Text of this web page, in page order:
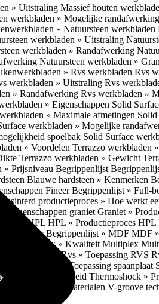
» Uitstraling Massief houten
werkbladen » Mogelijke randafwerking
» Natuursteen werkbladen
werkbladen » Uitstraling
werkbladen » Randafwerking
Natuursteen werkbladen »
» Rvs werkbladen Rvs
werkbladen » Uitstraling Rvs
» Randafwerking Rvs werkbladen »
» Eigenschappen Solid
» Maximale afmetingen
werkbladen » Mogelijke
spoelbak Solid Surface
» Voordelen Terrazzo werkbladen
Terrazzo werkbladen » Gewicht
» Prijsniveau Begrippenlijst
Blauwe hardsteen » Kenmerken
FineerBegrippenlijst » Full-
Gesinterd productieproces » Hoe werkt
» Eigenschappen graniet Graniet »
» HPL HPL » Productieproces HPL
marmerBegrippenlijst » MDF MDF
Multiplex » Kwaliteit Multiplex
RVS Rvs » Toepassing RVS
Spaanplaat » Toepassing spaanplaat
& gevoeligheid Thermoshock »
» Toepasbare materialen V-groove